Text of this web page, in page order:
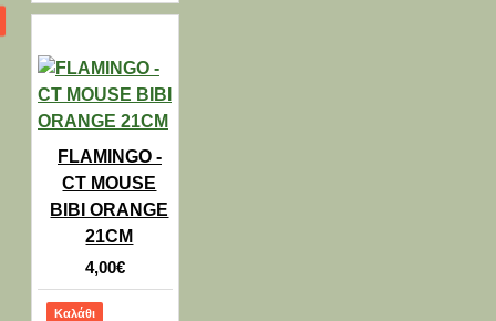
FLAMINGO -
CT MOUSE
BIBI ORANGE
21CM
4,00€
Καλάθι